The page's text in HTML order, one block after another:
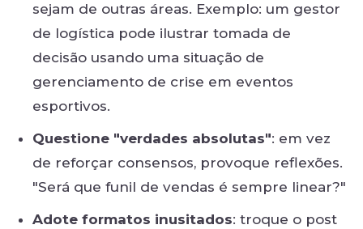
sejam de outras áreas. Exemplo: um gestor
de logística pode ilustrar tomada de
decisão usando uma situação de
gerenciamento de crise em eventos
esportivos.
Questione "verdades absolutas": em vez
de reforçar consensos, provoque reflexões.
"Será que funil de vendas é sempre linear?"
Adote formatos inusitados: troque o post